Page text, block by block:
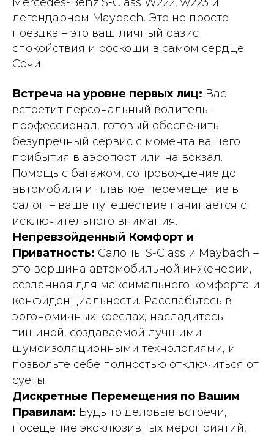
легендарном Maybach. Это не просто
поездка – это ваш личный оазис
спокойствия и роскоши в самом сердце
Сочи.
Встреча на уровне первых лиц: Вас
встретит персональный водитель-
профессионал, готовый обеспечить
безупречный сервис с момента вашего
прибытия в аэропорт или на вокзал.
Помощь с багажом, сопровождение до
автомобиля и плавное перемещение в
салон – ваше путешествие начинается с
исключительного внимания.
Непревзойденный Комфорт и
Приватность: Салоны S-Class и Maybach –
это вершина автомобильной инженерии,
созданная для максимального комфорта и
конфиденциальности. Расслабьтесь в
эргономичных креслах, насладитесь
тишиной, создаваемой лучшими
шумоизоляционными технологиями, и
позвольте себе полностью отключиться от
суеты.
Дискретные Перемещения по Вашим
Правилам: Будь то деловые встречи,
посещение эксклюзивных мероприятий,